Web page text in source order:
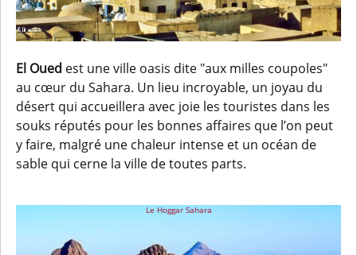
El Oued est une ville oasis dite "aux milles coupoles"
au cœur du Sahara. Un lieu incroyable, un joyau du
désert qui accueillera avec joie les touristes dans les
souks réputés pour les bonnes affaires que l’on peut
y faire, malgré une chaleur intense et un océan de
sable qui cerne la ville de toutes parts.
Le Hoggar Sahara